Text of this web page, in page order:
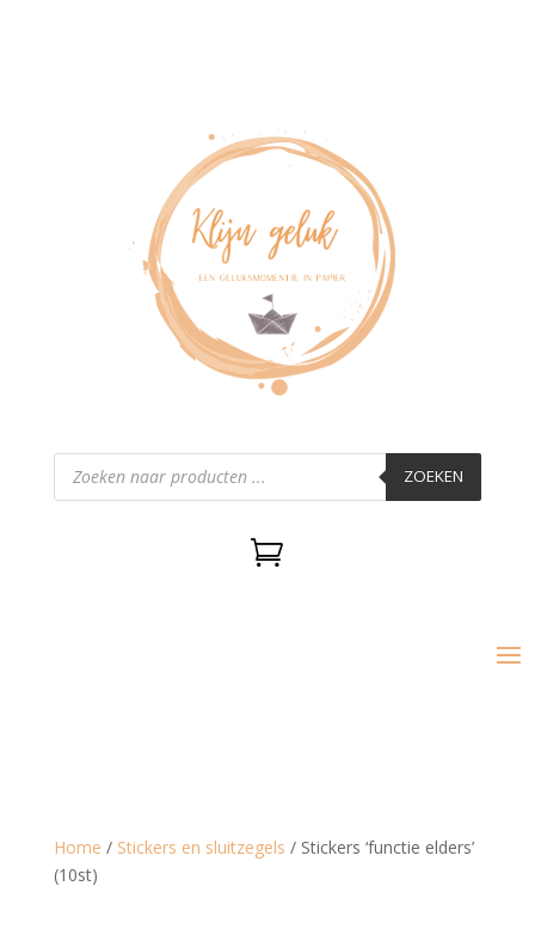
Producten
zoeken ZOEKEN

Home / Stickers en sluitzegels / Stickers ‘functie elders’
(10st)